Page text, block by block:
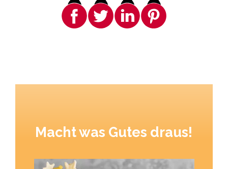
Macht was Gutes draus!